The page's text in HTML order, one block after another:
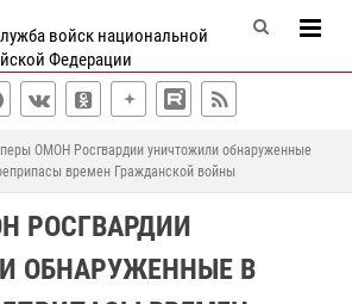
войск национальной
Федерации
ОМОН Росгвардии уничтожили обнаруженные
времен Гражданской войны
РОСГВАРДИИ
ОБНАРУЖЕННЫЕ В